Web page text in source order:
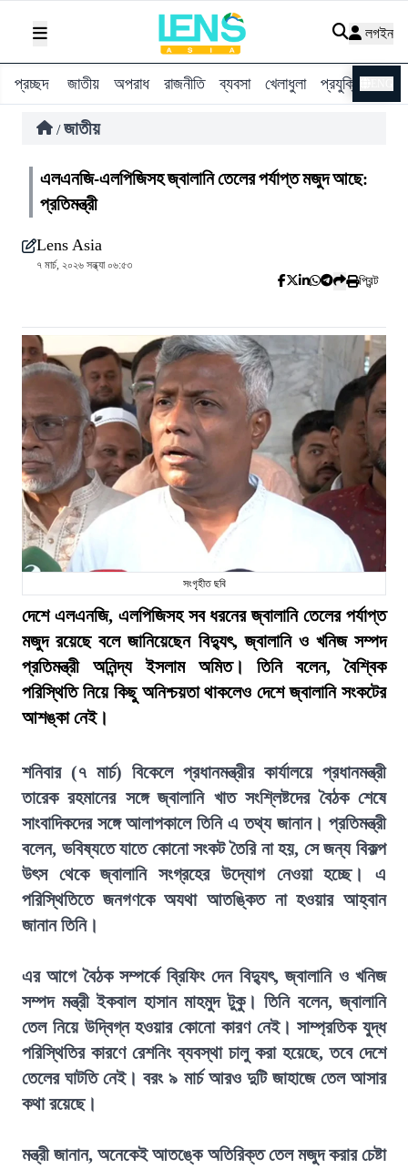
লগইন
প্রচ্ছদ জাতীয় অপরাধ রাজনীতি ব্যবসা খেলাধুলা প্রযুক্তি
/ জাতীয়
এলএনজি-এলপিজিসহ জ্বালানি তেলের পর্যাপ্ত মজুদ আছে:
প্রতিমন্ত্রী
Lens Asia
৭ মার্চ, ২০২৬ সন্ধ্যা ০৬:৫৩
প্রিন্ট
সংগৃহীত ছবি
দেশে এলএনজি, এলপিজিসহ সব ধরনের জ্বালানি তেলের পর্যাপ্ত
মজুদ রয়েছে বলে জানিয়েছেন বিদ্যুৎ, জ্বালানি ও খনিজ সম্পদ
প্রতিমন্ত্রী অনিন্দ্য ইসলাম অমিত। তিনি বলেন, বৈশ্বিক
পরিস্থিতি নিয়ে কিছু অনিশ্চয়তা থাকলেও দেশে জ্বালানি সংকটের
আশঙ্কা নেই।
শনিবার (৭ মার্চ) বিকেলে প্রধানমন্ত্রীর কার্যালয়ে প্রধানমন্ত্রী
তারেক রহমানের সঙ্গে জ্বালানি খাত সংশ্লিষ্টদের বৈঠক শেষে
সাংবাদিকদের সঙ্গে আলাপকালে তিনি এ তথ্য জানান। প্রতিমন্ত্রী
বলেন, ভবিষ্যতে যাতে কোনো সংকট তৈরি না হয়, সে জন্য বিকল্প
উৎস থেকে জ্বালানি সংগ্রহের উদ্যোগ নেওয়া হচ্ছে। এ
পরিস্থিতিতে জনগণকে অযথা আতঙ্কিত না হওয়ার আহ্বান
জানান তিনি।
এর আগে বৈঠক সম্পর্কে ব্রিফিং দেন বিদ্যুৎ, জ্বালানি ও খনিজ
সম্পদ মন্ত্রী ইকবাল হাসান মাহমুদ টুকু। তিনি বলেন, জ্বালানি
তেল নিয়ে উদ্বিগ্ন হওয়ার কোনো কারণ নেই। সাম্প্রতিক যুদ্ধ
পরিস্থিতির কারণে রেশনিং ব্যবস্থা চালু করা হয়েছে, তবে দেশে
তেলের ঘাটতি নেই। বরং ৯ মার্চ আরও দুটি জাহাজে তেল আসার
কথা রয়েছে।
মন্ত্রী জানান, অনেকেই আতঙ্কে অতিরিক্ত তেল মজুদ করার চেষ্টা